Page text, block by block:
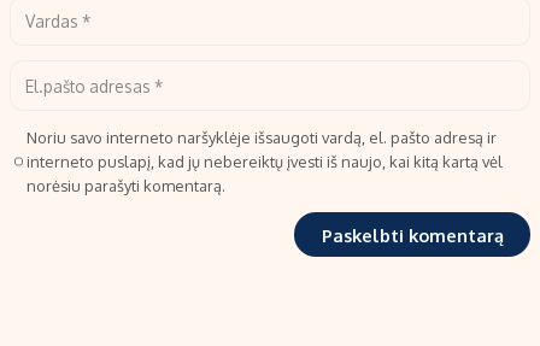
Noriu savo interneto naršyklėje išsaugoti vardą, el. pašto adresą ir
interneto puslapį, kad jų nebereiktų įvesti iš naujo, kai kitą kartą vėl
norėsiu parašyti komentarą.